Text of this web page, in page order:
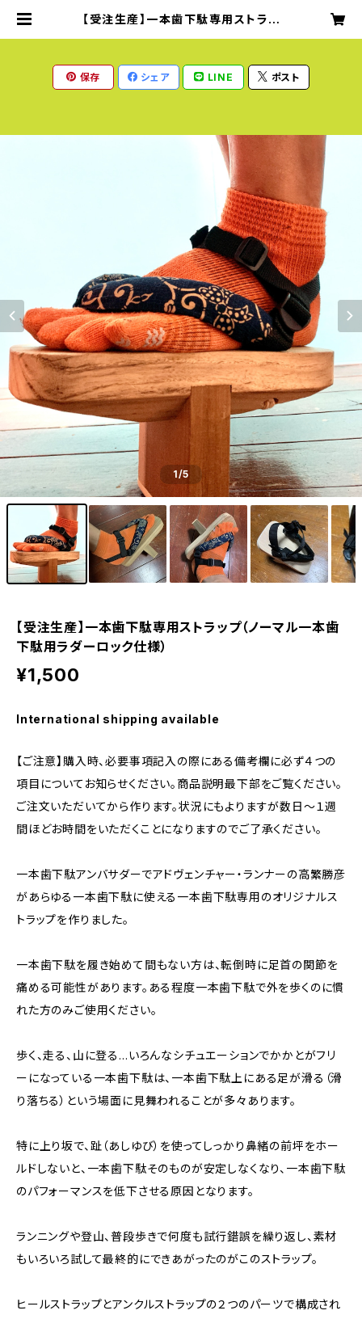
【受注生産】一本歯下駄専用ストラッ
保存 シェア LINE ポスト
1/5
【受注生産】一本歯下駄専用ストラップ（ノーマル一本歯
下駄用ラダーロック仕様）
¥1,500
International shipping available
【ご注意】購入時、必要事項記入の際にある備考欄に必ず４つの
項目についてお知らせください。商品説明最下部をご覧ください。
ご注文いただいてから作ります。状況にもよりますが数日〜１週
間ほどお時間をいただくことになりますのでご了承ください。
一本歯下駄アンバサダーでアドヴェンチャー・ランナーの高繁勝彦
があらゆる一本歯下駄に使える一本歯下駄専用のオリジナルス
トラップを作りました。
一本歯下駄を履き始めて間もない方は、転倒時に足首の関節を
痛める可能性があります。ある程度一本歯下駄で外を歩くのに慣
れた方のみご使用ください。
歩く、走る、山に登る…いろんなシチュエーションでかかとがフリ
ーになっている一本歯下駄は、一本歯下駄上にある足が滑る（滑
り落ちる）という場面に見舞われることが多々あります。
特に上り坂で、趾（あしゆび）を使ってしっかり鼻緒の前坪をホー
ルドしないと、一本歯下駄そのものが安定しなくなり、一本歯下駄
のパフォーマンスを低下させる原因となります。
ランニングや登山、普段歩きで何度も試行錯誤を繰り返し、素材
もいろいろ試して最終的にできあがったのがこのストラップ。
ヒールストラップとアンクルストラップの２つのパーツで構成され